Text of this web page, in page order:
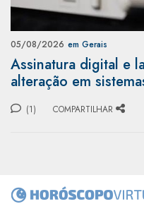
05/08/2026 em Gerais
Assinatura digital e
alteração em
(1) COMPARTILHAR